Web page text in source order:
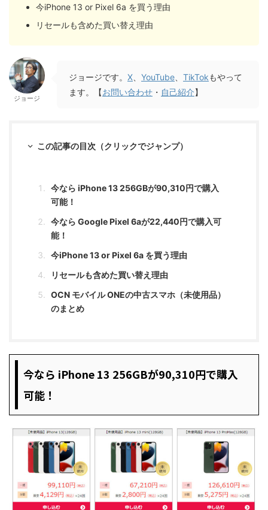
今iPhone 13 or Pixel 6a を買う理由
リセールも含めた買い替え理由
ジョージ
ジョージです。 X、 YouTube、 TikTokもやって
ます。【お問い合わせ ・ 自己紹介】
この記事の目次（クリックでジャンプ）
今なら iPhone 13 256GBが90,310円で購入
可能！
今なら Google Pixel 6aが22,440円で購入可
能！
今iPhone 13 or Pixel 6a を買う理由
リセールも含めた買い替え理由
OCN モバイル ONEの中古スマホ（未使用品）
のまとめ
今なら iPhone 13 256GBが90,310円で購入
可能！